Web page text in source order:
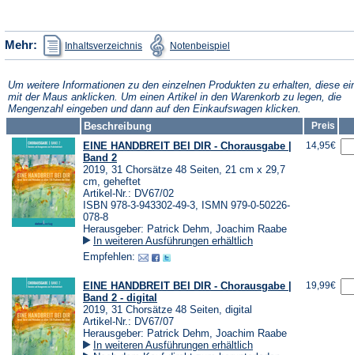
Mehr: Inhaltsverzeichnis
(Öffnet
in
einem
Tab)
Notenbeispiel in
einem
Tab)
Um weitere Informationen zu den einzelnen Produkten zu erhalten, diese
mit der Maus anklicken. Um einen Artikel in den Warenkorb zu legen, die
Mengenzahl eingeben und dann auf den Einkaufswagen klicken.
Beschreibung
Preis
EINE HANDBREIT BEI DIR - Chorausgabe |
Band 2
2019, 31 Chorsätze 48 Seiten, 21 cm x 29,7
cm, geheftet
Artikel-Nr.: DV67/02
ISBN 978-3-943302-49-3, ISMN 979-0-50226-
078-8
Herausgeber: Patrick Dehm, Joachim Raabe
In weiteren Ausführungen erhältlich
Empfehlen:
14,95€
EINE HANDBREIT BEI DIR - Chorausgabe |
Band 2 - digital
2019, 31 Chorsätze 48 Seiten, digital
Artikel-Nr.: DV67/07
Herausgeber: Patrick Dehm, Joachim Raabe
In weiteren Ausführungen erhältlich
19,99€